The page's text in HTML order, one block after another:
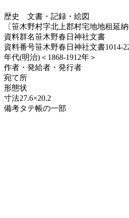
歴史
文書・記録・絵図
〔笹木野村字北上郡村宅地地租延納
資料群名笹木野春日神社文書
資料番号笹木野春日神社文書1014-
年代(明治)＜1868-1912年＞
作者・発給者・発行者
宛て所
形態状
寸法27.6×20.2
備考タテ帳の一部